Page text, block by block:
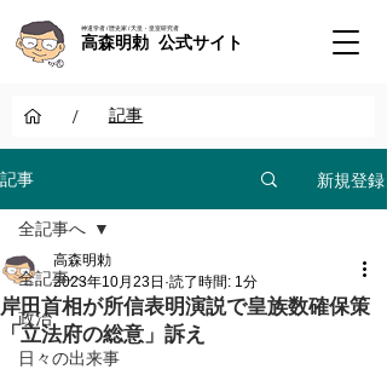
神道学者 / 歴史家 / 天皇・皇室研究者
高森明勅 公式サイト
/ 記事
記事 新規登録
全記事へ
政治
日々の出来事
全記事へ
岸田首相が所信表明演説で皇族数確保策
「立法府の総意」訴え
高森明勅
2023年10月23日 読了時間: 1分